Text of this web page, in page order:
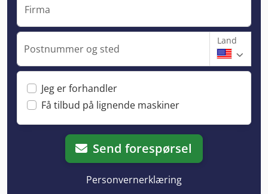
Firma
Postnummer og sted
Land
Jeg er forhandler
Få tilbud på lignende maskiner
Send forespørsel
Personvernerklæring